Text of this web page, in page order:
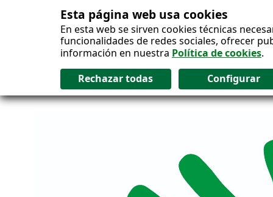
Esta página web usa cookies
En esta web se sirven cookies técnicas
funcionalidades de redes sociales, ofrecer
información en nuestra Política de cookies.
Salto al contenido